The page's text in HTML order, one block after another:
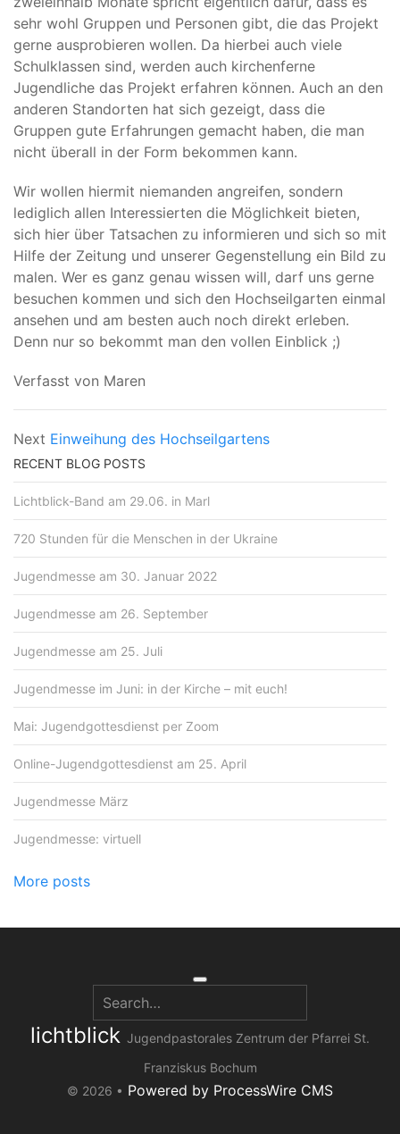
sehr wohl Gruppen und Personen gibt, die das Projekt
gerne ausprobieren wollen. Da hierbei auch viele
Schulklassen sind, werden auch kirchenferne
Jugendliche das Projekt erfahren können. Auch an den
anderen Standorten hat sich gezeigt, dass die
Gruppen gute Erfahrungen gemacht haben, die man
nicht überall in der Form bekommen kann.
Wir wollen hiermit niemanden angreifen, sondern
lediglich allen Interessierten die Möglichkeit bieten,
sich hier über Tatsachen zu informieren und sich so mit
Hilfe der Zeitung und unserer Gegenstellung ein Bild zu
malen. Wer es ganz genau wissen will, darf uns gerne
besuchen kommen und sich den Hochseilgarten einmal
ansehen und am besten auch noch direkt erleben.
Denn nur so bekommt man den vollen Einblick ;)
Verfasst von Maren
Next Einweihung des Hochseilgartens
RECENT BLOG POSTS
Lichtblick-Band am 29.06. in Marl
720 Stunden für die Menschen in der Ukraine
Jugendmesse am 30. Januar 2022
Jugendmesse am 26. September
Jugendmesse am 25. Juli
Jugendmesse im Juni: in der Kirche – mit euch!
Mai: Jugendgottesdienst per Zoom
Online-Jugendgottesdienst am 25. April
Jugendmesse März
Jugendmesse: virtuell
More posts
lichtblick Jugendpastorales Zentrum der Pfarrei St.
Franziskus Bochum
© 2026 • Powered by ProcessWire CMS